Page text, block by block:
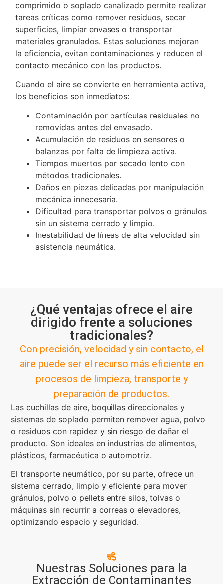
comprimido o soplado canalizado permite realizar
tareas críticas como remover residuos, secar
superficies, limpiar envases o transportar
materiales granulados. Estas soluciones mejoran
la eficiencia, evitan contaminaciones y reducen el
contacto mecánico con los productos.
Cuando el aire se convierte en herramienta activa,
los beneficios son inmediatos:
Contaminación por partículas residuales no
removidas antes del envasado.
Acumulación de residuos en sensores o
balanzas por falta de limpieza activa.
Tiempos muertos por secado lento con
métodos tradicionales.
Daños en piezas delicadas por manipulación
mecánica innecesaria.
Dificultad para transportar polvos o gránulos
sin un sistema cerrado y limpio.
Inestabilidad de líneas de alta velocidad sin
asistencia neumática.
¿Qué ventajas ofrece el aire
dirigido frente a soluciones
tradicionales?
Con precisión, velocidad y sin contacto, el
aire puede ser el recurso más eficiente en
procesos de limpieza, transporte y
preparación de productos.
Las cuchillas de aire, boquillas direccionales y
sistemas de soplado permiten remover agua, polvo
o residuos con rapidez y sin riesgo de dañar el
producto. Son ideales en industrias de alimentos,
plásticos, farmacéutica o automotriz.
El transporte neumático, por su parte, ofrece un
sistema cerrado, limpio y eficiente para mover
gránulos, polvo o pellets entre silos, tolvas o
máquinas sin recurrir a correas o elevadores,
optimizando espacio y seguridad.
Nuestras Soluciones para la
Extracción de Contaminantes